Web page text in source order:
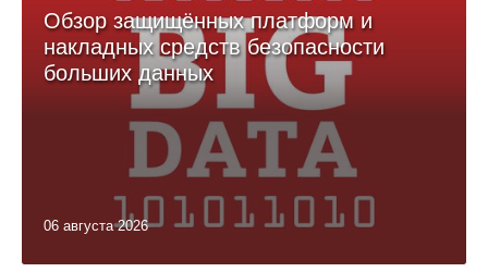
Обзор защищённых платформ и
накладных средств безопасности
больших данных
06 августа 2026